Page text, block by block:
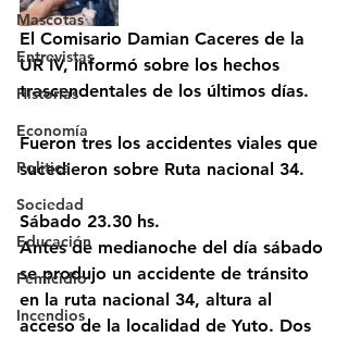
Mascotas
Entrevistas
Historias
Economía
Politica
Sociedad
Educación
Femicidio
Incendios
El Comisario Damian Caceres de la
UR IV, informó sobre los hechos
trascendentales de los últimos días.
Fueron tres los accidentes viales que
sucedieron sobre Ruta nacional 34.
Sábado 23.30 hs.
Antes de medianoche del día sábado
se produjo un accidente de tránsito
en la ruta nacional 34, altura al
acceso de la localidad de Yuto. Dos